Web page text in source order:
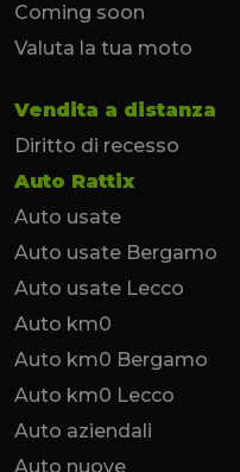
Coming soon
Valuta la tua moto
Vendita a distanza
Diritto di recesso
Auto Rattix
Auto usate
Auto usate Bergamo
Auto usate Lecco
Auto km0
Auto km0 Bergamo
Auto km0 Lecco
Auto aziendali
Auto nuove